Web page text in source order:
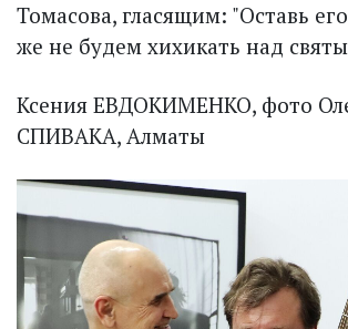
Томасова, гласящим: "Оставь
же не будем хихикать над
Ксения ЕВДОКИМЕНКО, фото
СПИВАКА, Алматы